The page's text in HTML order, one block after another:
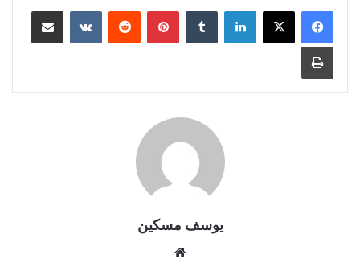
لينكدإن بينتيريست مشاركة عبر البريد
طباعة
يوسف مسكين